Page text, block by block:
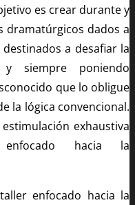
es crear durante y
dramatúrgicos dados a
a desafiar la
y siempre poniendo
que lo obligue
la lógica convencional.
exhaustiva
hacia la
enfocado hacia la